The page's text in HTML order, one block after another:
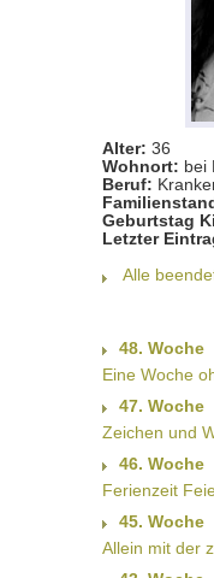
Alter: 36
Wohnort: bei
Beruf:
Geburtstag
Letzter
Alle
48. Woche
Eine Woche
47. Woche
Zeichen und
46. Woche
Ferienzeit
45. Woche
Allein mit der